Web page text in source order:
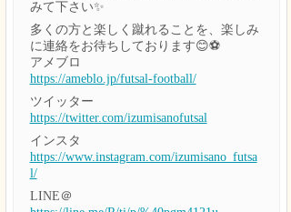
みて下さい✨
多くの方と楽しく蹴れることを、楽しみ
に連絡をお待ちしております😊⚽
アメブロ
https://ameblo.jp/futsal-football/
ツイッター
https://twitter.com/izumisanofutsal
インスタ
https://www.instagram.com/izumisano_futsa
l/
LINE＠